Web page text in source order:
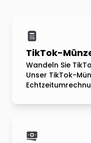
TikTok-
Wandeln Sie
Unser TikTok-